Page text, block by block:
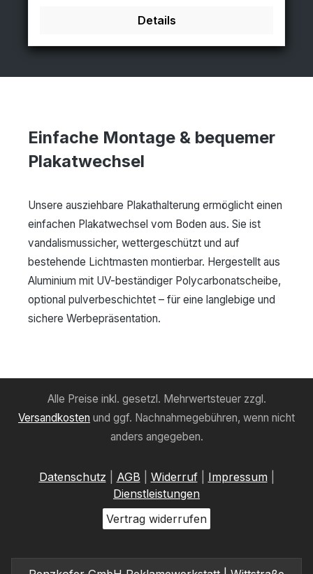
Details
Einfache Montage & bequemer
Plakatwechsel
Unsere ausziehbare Plakathalterung ermöglicht einen
einfachen Plakatwechsel vom Boden aus. Sie ist
vandalismussicher, wettergeschützt und auf
bestehende Lichtmasten montierbar. Hergestellt aus
Aluminium mit UV-beständiger Polycarbonatscheibe,
optional pulverbeschichtet – für eine langlebige und
sichere Werbepräsentation.
Alle Preise inkl. gesetzl. Mehrwertsteuer zzgl.
Versandkosten und ggf. Nachnahmegebühren, wenn nicht
anders angegeben.
Datenschutz AGB Widerruf| Impressum
Dienstleistungen
Vertrag widerrufen